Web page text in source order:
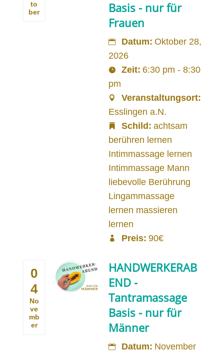
to
ber
Basis - nur für
Frauen
Datum: Oktober 28,
2026
Zeit: 6:30 pm - 8:30
pm
Veranstaltungsort:
Esslingen a.N.
Schild: achtsam
berühren lernen
Intimmassage lernen
Intimmassage Mann
liebevolle Berührung
Lingammassage
lernen massieren
lernen
Preis: 90€
0
4
No
ve
mb
er
HANDWERKERAB
END -
Tantramassage
Basis - nur für
Männer
Datum: November